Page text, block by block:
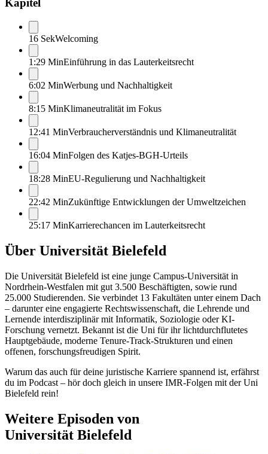
Kapitel
16 SekWelcoming
1:29 MinEinführung in das Lauterkeitsrecht
6:02 MinWerbung und Nachhaltigkeit
8:15 MinKlimaneutralität im Fokus
12:41 MinVerbraucherverständnis und Klimaneutralität
16:04 MinFolgen des Katjes-BGH-Urteils
18:28 MinEU-Regulierung und Nachhaltigkeit
22:42 MinZukünftige Entwicklungen der Umweltzeichen
25:17 MinKarrierechancen im Lauterkeitsrecht
Über Universität Bielefeld
Die Universität Bielefeld ist eine junge Campus-Universität in
Nordrhein-Westfalen mit gut 3.500 Beschäftigten, sowie rund
25.000 Studierenden. Sie verbindet 13 Fakultäten unter einem Dach
– darunter eine engagierte Rechtswissenschaft, die Lehrende und
Lernende interdisziplinär mit Informatik, Soziologie oder KI-
Forschung vernetzt. Bekannt ist die Uni für ihr lichtdurchflutetes
Hauptgebäude, moderne Tenure-Track-Strukturen und einen
offenen, forschungsfreudigen Spirit.
Warum das auch für deine juristische Karriere spannend ist, erfährst
du im Podcast – hör doch gleich in unsere IMR-Folgen mit der Uni
Bielefeld rein!
Weitere Episoden von
Universität Bielefeld